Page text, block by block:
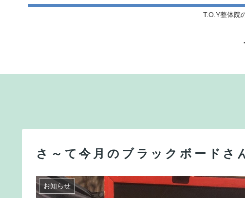
T.O.Y整体院
さ～て今月のブラックボード
お知らせ